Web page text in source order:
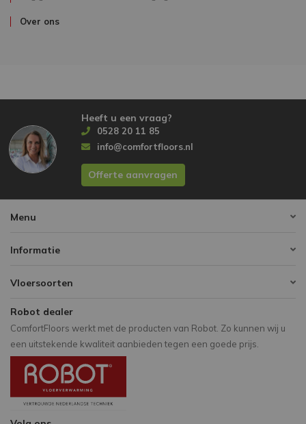
Over ons
Heeft u een vraag?
0528 20 11 85
info@comfortfloors.nl
Offerte aanvragen
Menu
Informatie
Vloersoorten
Robot dealer
ComfortFloors werkt met de producten van Robot. Zo kunnen wij u
een uitstekende kwaliteit aanbieden tegen een goede prijs.